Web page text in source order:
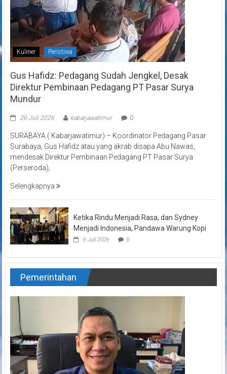
Kuliner Peristiwa
Gus Hafidz: Pedagang Sudah Jengkel, Desak
Direktur Pembinaan Pedagang PT Pasar Surya
Mundur
26 Juli 2026 kabarjawatimur 0
SURABAYA ( Kabarjawatimur) – Koordinator Pedagang Pasar
Surabaya, Gus Hafidz atau yang akrab disapa Abu Nawas,
mendesak Direktur Pembinaan Pedagang PT Pasar Surya
(Perseroda),
Selengkapnya
Ketika Rindu Menjadi Rasa, dan Sydney
Menjadi Indonesia, Pandawa Warung Kopi
6 Juli 2026 0
Pemerintahan